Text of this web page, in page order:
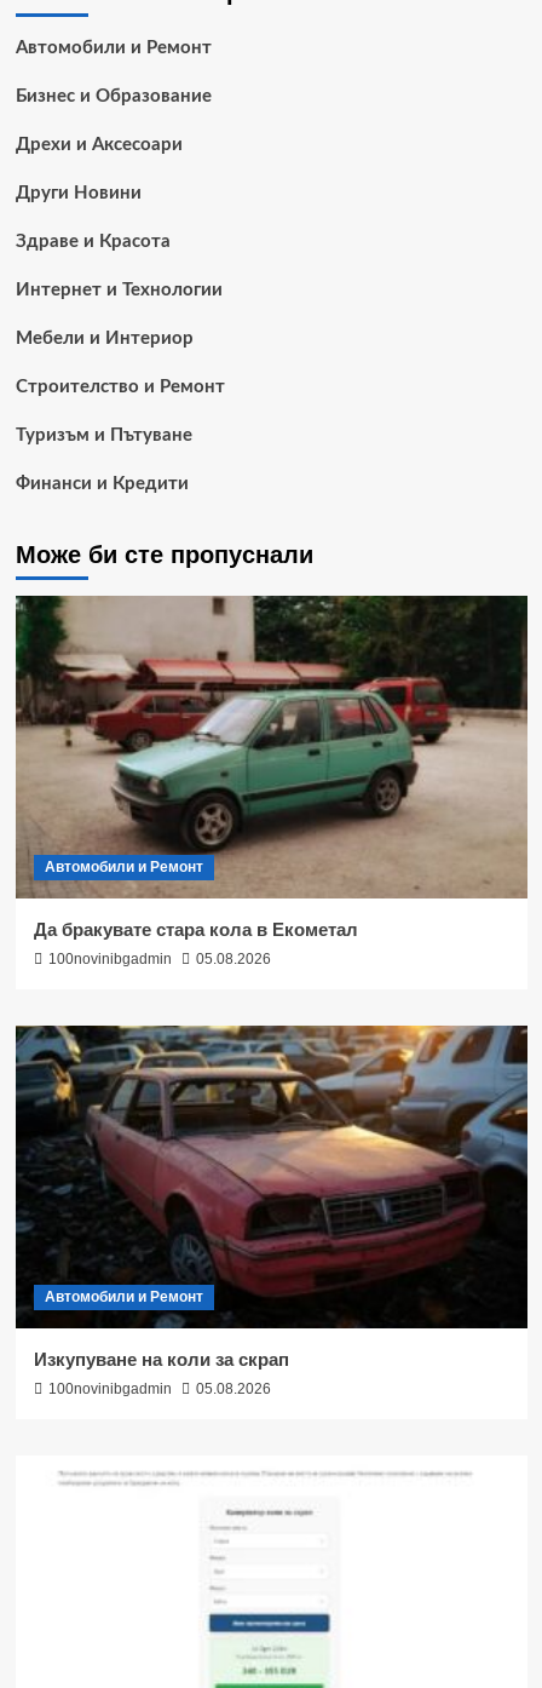
Автомобили и Ремонт
Бизнес и Образование
Дрехи и Аксесоари
Други Новини
Здраве и Красота
Интернет и Технологии
Мебели и Интериор
Строителство и Ремонт
Туризъм и Пътуване
Финанси и Кредити
Може би сте пропуснали
Автомобили и Ремонт
Да бракувате стара кола в Екометал
100novinibgadmin 05.08.2026
Автомобили и Ремонт
Изкупуване на коли за скрап
100novinibgadmin 05.08.2026